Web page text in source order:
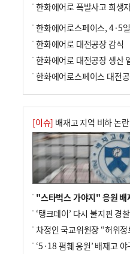
한화에어로 대전공장 감식
[이슈] 배재고 지역 비하 논란